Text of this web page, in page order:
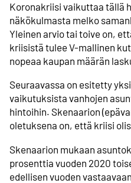
Koronakriisi vaikuttaa tällä
näkökulmasta melko
Yleinen arvio tai toive on,
kriisistä tulee V-mallinen
nopeaa kaupan määrän
Seuraavassa on esitetty
vaikutuksista vanhojen
hintoihin. Skenaarion
oletuksena on, että kriisi
Skenaarion mukaan
prosenttia vuoden 2020
edellisen vuoden